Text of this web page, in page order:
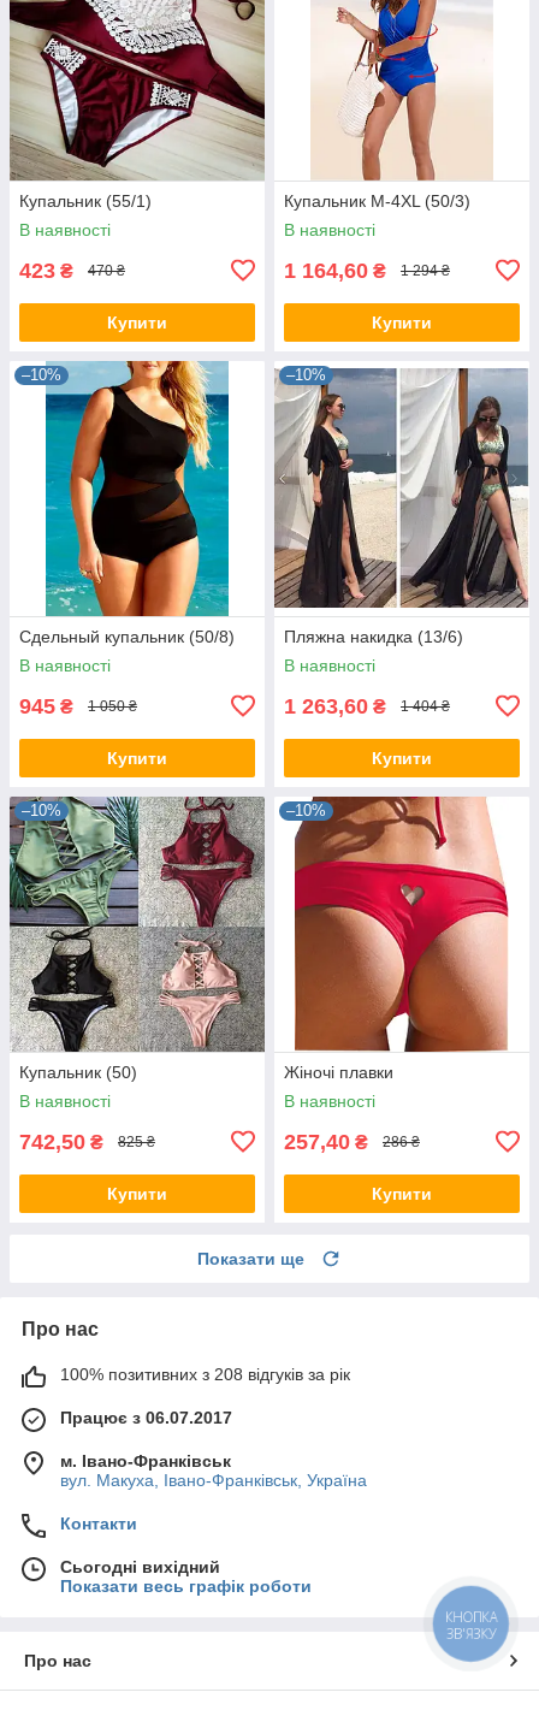
Купальник (55/1)
В наявності
423 ₴ 470 ₴
Купити
Купальник М-4XL (50/3)
В наявності
1 164,60 ₴ 1 294 ₴
Купити
–10%
Сдельный купальник (50/8)
В наявності
945 ₴ 1 050 ₴
Купити
–10%
Пляжна накидка (13/6)
В наявності
1 263,60 ₴ 1 404 ₴
Купити
–10%
Купальник (50)
В наявності
742,50 ₴ 825 ₴
Купити
–10%
Жіночі плавки
В наявності
257,40 ₴ 286 ₴
Купити
Показати ще
Про нас
100% позитивних з 208 відгуків за рік
Працює з 06.07.2017
м. Івано-Франківськ
вул. Макуха, Івано-Франківськ, Україна
Контакти
Сьогодні вихідний
Показати весь графік роботи
Про нас
КНОПКА
ЗВ'ЯЗКУ